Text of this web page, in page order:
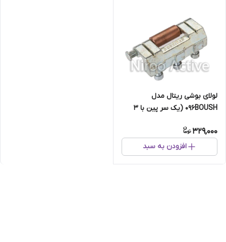
لولای بوشی ریتال مدل
۰۹۶BOUSH (یک سر پین با ۳
329,000
افزودن به سبد